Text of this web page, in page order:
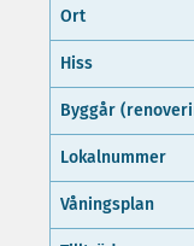
Ort
Hiss
Byggår
Lokalnummer
Våningsplan